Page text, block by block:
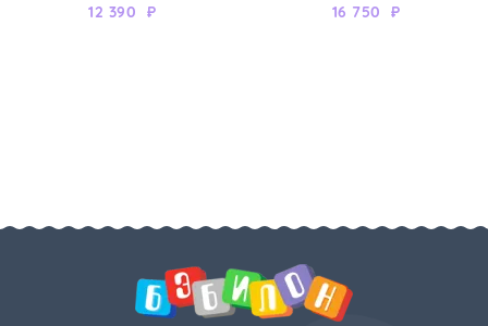
12 390 ₽ 16 750 ₽